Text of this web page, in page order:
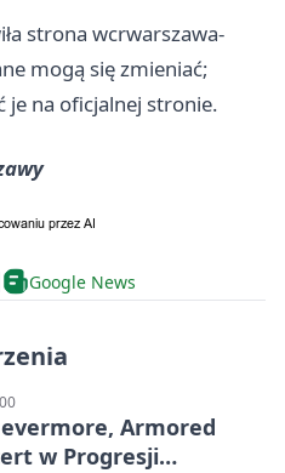
strona wcrwarszawa-
mogą się zmieniać;
na oficjalnej stronie.
Google News
Armored
w Progresji